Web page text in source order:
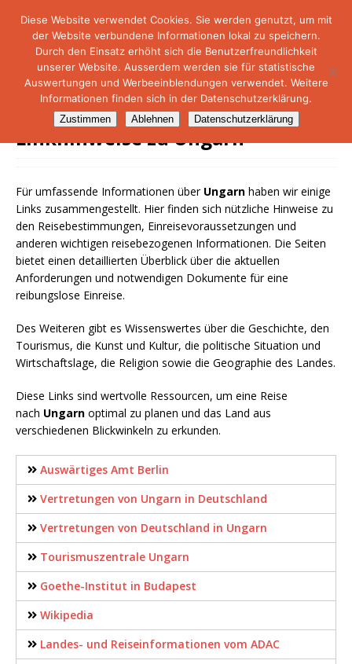
NetMare-Reiseportal
Linkhinweise zu Ungarn
Für umfassende Informationen über Ungarn haben wir einige
Links zusammengestellt. Hier finden sich nützliche Hinweise zu
den Reisebestimmungen, Einreisevoraussetzungen und
anderen wichtigen reisebezogenen Informationen. Die Seiten
bietet einen detaillierten Überblick über die aktuellen
Anforderungen und notwendigen Dokumente für eine
reibungslose Einreise.
Des Weiteren gibt es Wissenswertes über die Geschichte, den
Tourismus, die Kunst und Kultur, die politische Situation und
Wirtschaftslage, die Religion sowie die Geographie des Landes.
Diese Links sind wertvolle Ressourcen, um eine Reise
nach Ungarn optimal zu planen und das Land aus
verschiedenen Blickwinkeln zu erkunden.
Auswärtiges Amt Berlin
Vertretungen von Ungarn in Deutschland
Vertretungen von Deutschland in Ungarn
Tourismuszentrale Ungarn
Goethe-Institut in Budapest
Wikipedia
Landes- und Reiseinformationen vom ADAC
Diese Website verwendet Cookies. Sie werden genutzt, um mit
der Website verbundene Informationen lokal zu speichern.
Durch den Einsatz erhöht sich die Benutzerfreundlichkeit
unserer Website. Ausserdem werden sie für statistische
Auswertungen und Werbeeinblendungen verwendet. Weitere
Informationen finden sich in der Datenschutzerklärung.
Zustimmen Ablehnen Datenschutzerklärung